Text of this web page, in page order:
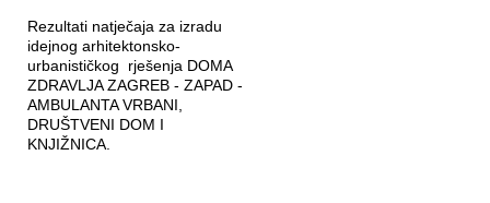
Rezultati natječaja za izradu
idejnog arhitektonsko-
urbanističkog rješenja DOMA
ZDRAVLJA ZAGREB - ZAPAD -
AMBULANTA VRBANI,
DRUŠTVENI DOM I
KNJIŽNICA.